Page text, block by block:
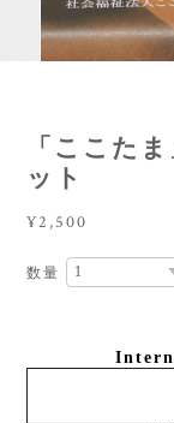
「ここた
ット
¥2,500
数量